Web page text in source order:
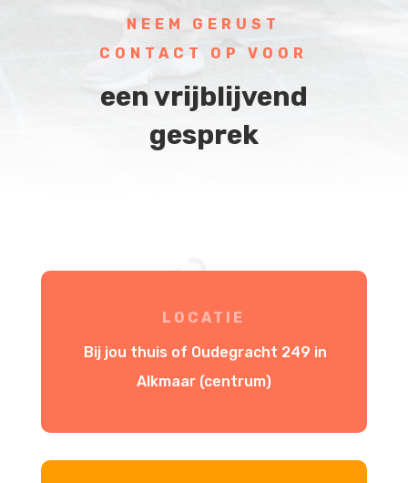
NEEM GERUST
CONTACT OP VOOR
een vrijblijvend
gesprek
LOCATIE
Bij jou thuis of Oudegracht 249 in
Alkmaar (centrum)